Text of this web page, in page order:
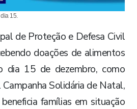
15.
de Proteção e Defesa Civil
doações de alimentos
dia 15 de dezembro, como
Solidária de Natal,
famílias em situação